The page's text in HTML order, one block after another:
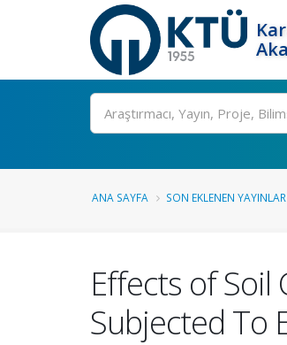
Ara
ANA SAYFA SON EKLENEN YAYINLAR
Effects of
Subjected To